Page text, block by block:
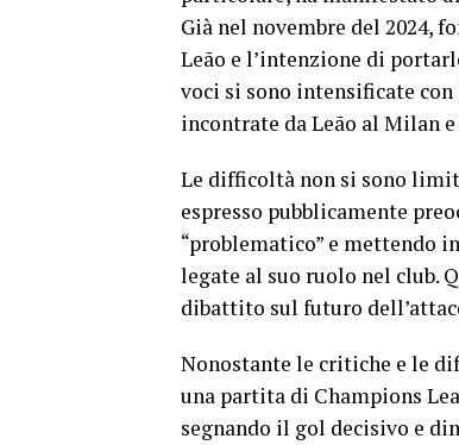
Già nel novembre del 2024,
Leão e l’intenzione di
voci si sono intensificate
incontrate da Leão al Milan
Le difficoltà non si sono
espresso pubblicamente
“problematico” e mettendo
legate al suo ruolo nel club.
dibattito sul futuro
Nonostante le critiche e le
una partita di Champions
segnando il gol decisivo e